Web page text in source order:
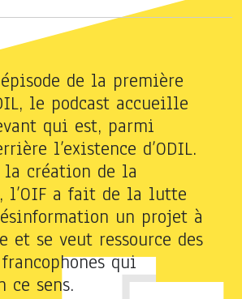
de la première
le podcast accueille
qui est, parmi
l’existence d’ODIL.
création de la
l’OIF a fait de la lutte
un projet à
et se veut ressource des
qui
ce sens.